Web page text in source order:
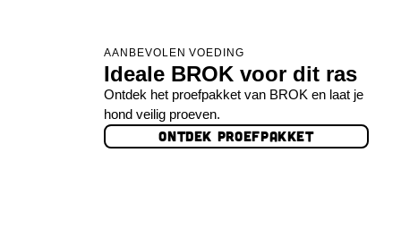
AANBEVOLEN VOEDING
Ideale BROK voor dit ras
Ontdek het proefpakket van BROK en laat je
hond veilig proeven.
ONTDEK PROEFPAKKET